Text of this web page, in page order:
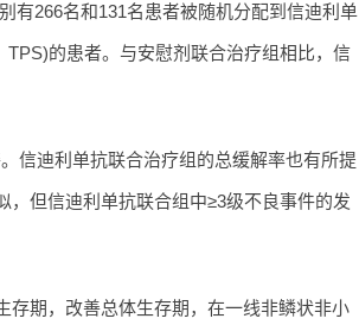
有266名和131名患者被随机分配到信迪利单
的患者。与安慰剂联合治疗组相比，信
信迪利单抗联合治疗组的总缓解率也有所提
，但信迪利单抗联合组中≥3级不良事件的发
存期，改善总体生存期，在一线非鳞状非小